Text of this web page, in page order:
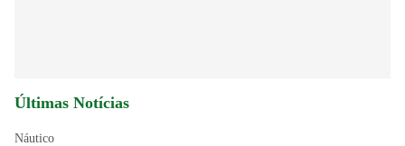
Últimas Notícias
Náutico